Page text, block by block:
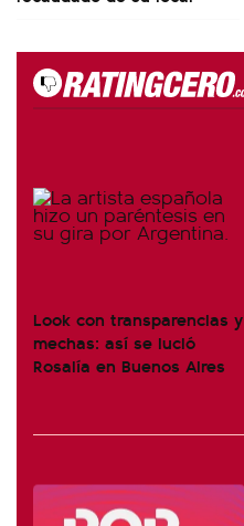
Look con transparencias y
mechas: así se lució
Rosalía en Buenos Aires